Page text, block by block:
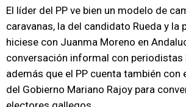
El líder del PP ve bien un modelo de
caravanas, la del candidato Rueda y la
hiciese con Juanma Moreno en
conversación informal con periodistas
además que el PP cuenta también con
del Gobierno Mariano Rajoy para